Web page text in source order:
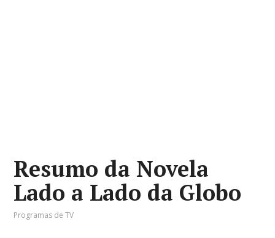
Resumo da Novela
Lado a Lado da Globo
Programas de TV